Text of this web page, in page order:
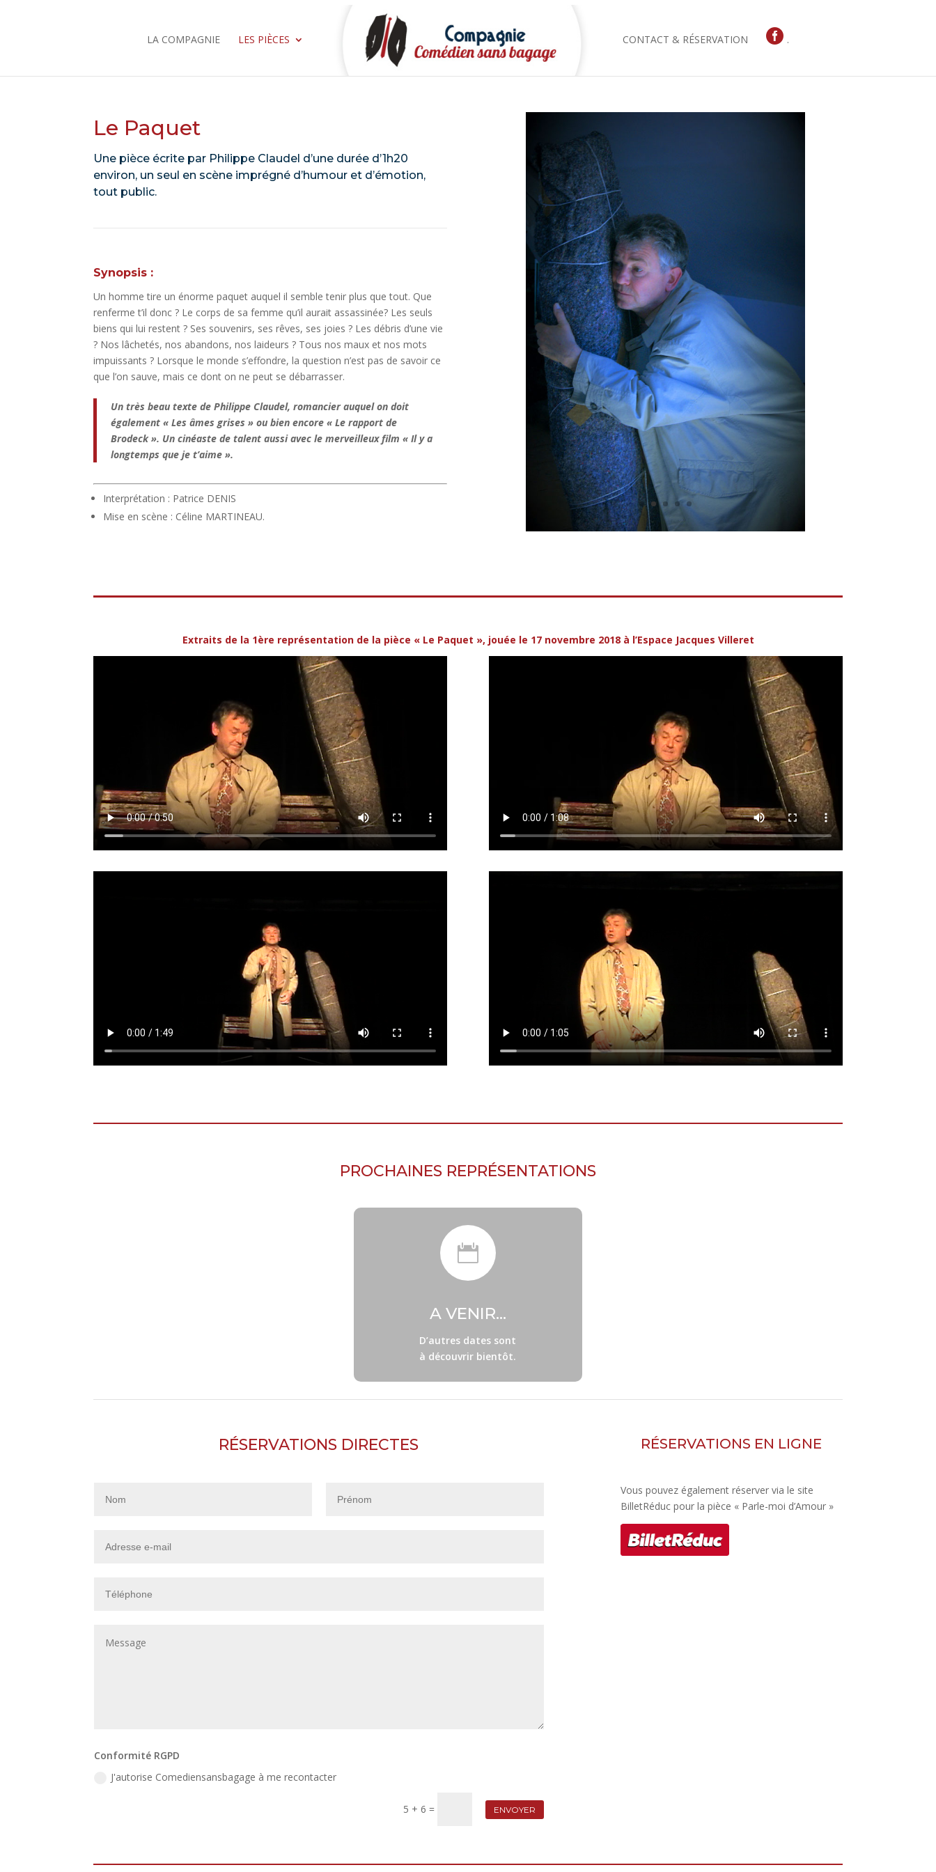
LA COMPAGNIE LES PIÈCES CONTACT & RÉSERVATION .
Le Paquet
Une pièce écrite par Philippe Claudel d’une durée d’1h20
environ, un seul en scène imprégné d’humour et d’émotion,
tout public.
Synopsis :
Un homme tire un énorme paquet auquel il semble tenir plus que tout. Que
renferme t’il donc ? Le corps de sa femme qu’il aurait assassinée? Les seuls
biens qui lui restent ? Ses souvenirs, ses rêves, ses joies ? Les débris d’une vie
? Nos lâchetés, nos abandons, nos laideurs ? Tous nos maux et nos mots
impuissants ? Lorsque le monde s’effondre, la question n’est pas de savoir ce
que l’on sauve, mais ce dont on ne peut se débarrasser.
Un très beau texte de Philippe Claudel, romancier auquel on doit
également « Les âmes grises » ou bien encore « Le rapport de
Brodeck ». Un cinéaste de talent aussi avec le merveilleux film « Il y a
longtemps que je t’aime ».
Interprétation : Patrice DENIS
Mise en scène : Céline MARTINEAU.
Extraits de la 1ère représentation de la pièce « Le Paquet », jouée le 17 novembre 2018 à l’Espace Jacques Villeret
PROCHAINES REPRÉSENTATIONS

A VENIR...
D’autres dates sont
à découvrir bientôt.
RÉSERVATIONS DIRECTES
Conformité RGPD
J'autorise Comediensansbagage à me recontacter
5 + 6 = ENVOYER
RÉSERVATIONS EN LIGNE
Vous pouvez également réserver via le site
BilletRéduc pour la pièce « Parle-moi d’Amour »